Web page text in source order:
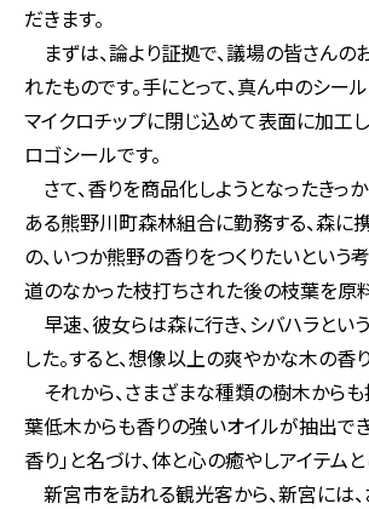
だきます。
まずは、論より証拠で、議場の皆さん
れたものです。手にとって、真ん中のシ
マイクロチップに閉じ込めて表面に加工
ロゴシールです。
さて、香りを商品化しようとなったきっ
ある熊野川町森林組合に勤務する、森に
の、いつか熊野の香りをつくりたいとい
道のなかった枝打ちされた後の枝葉を原
早速、彼女らは森に行き、シバハラと
した。すると、想像以上の爽やかな木の香
それから、さまざまな種類の樹木から
葉低木からも香りの強いオイルが抽出で
香り」と名づけ、体と心の癒やしアイテム
新宮市を訪れる観光客から、新宮には